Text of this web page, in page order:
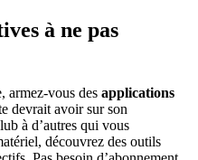
à ne pas
armez-vous des applications
devrait avoir sur son
à d’autres qui vous
découvrez des outils